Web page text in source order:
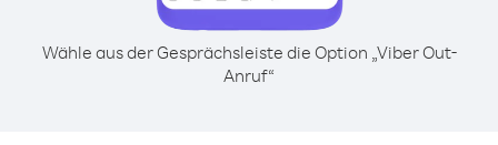
Wähle aus der Gesprächsleiste die Option „Viber Out-
Anruf“